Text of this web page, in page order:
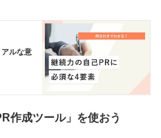
ルな意
作成ツール」を使おう